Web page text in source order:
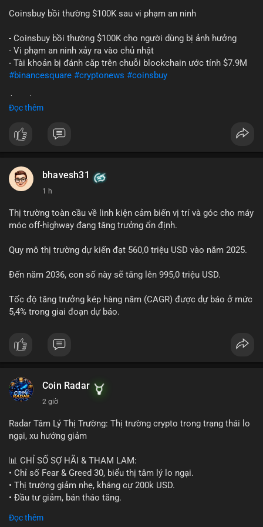
Coinsbuy bồi thường $100K sau vi phạm an ninh
- Coinsbuy bồi thường $100K cho người dùng bị ảnh hưởng
- Vi phạm an ninh xảy ra vào chủ nhật
- Tài khoản bị đánh cắp trên chuỗi blockchain ước tính $7.9M
#binancesquare #cryptonews #coinsbuy
📰 Nguồn: Cointelegraph
Đọc thêm
bhavesh31
1 h
Thị trường toàn cầu về linh kiện cảm biến vị trí và góc cho máy
móc off-highway đang tăng trưởng ổn định.
Quy mô thị trường dự kiến đạt 560,0 triệu USD vào năm 2025.
Đến năm 2036, con số này sẽ tăng lên 995,0 triệu USD.
Tốc độ tăng trưởng kép hàng năm (CAGR) được dự báo ở mức
5,4% trong giai đoạn dự báo.
Coin Radar
2 giờ
Radar Tâm Lý Thị Trường: Thị trường crypto trong trạng thái lo
ngại, xu hướng giảm
📊 CHỈ SỐ SỢ HÃI & THAM LAM:
• Chỉ số Fear & Greed 30, biểu thị tâm lý lo ngại.
• Thị trường giảm nhẹ, kháng cự 200k USD.
• Đầu tư giảm, bán tháo tăng.
📈 XU HƯỚNG TÌM KIẾM & THẢO LUẬN:
Đọc thêm